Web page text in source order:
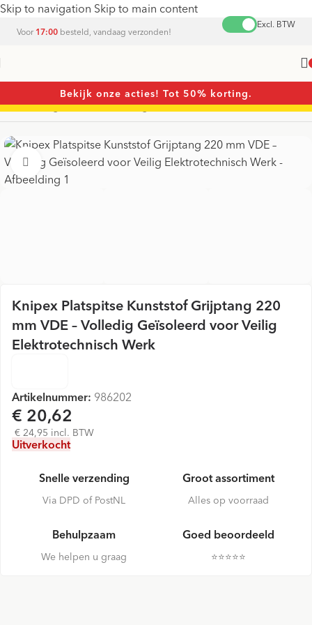
Skip to navigation Skip to main content
Voor 17:00 besteld, vandaag verzonden!
Excl. BTW
Bekijk onze acties! Tot 50% korting.
Home/Tangen/Kunststof tangen
Vergroten
Knipex Platspitse Kunststof Grijptang 220
mm VDE – Volledig Geïsoleerd voor Veilig
Elektrotechnisch Werk
Artikelnummer: 986202
€ 20,62
€ 24,95 incl. BTW
Uitverkocht
Snelle verzending
Via DPD of PostNL
Groot assortiment
Alles op voorraad
Behulpzaam
We helpen u graag
Goed beoordeeld
⭐️⭐️⭐️⭐️⭐️